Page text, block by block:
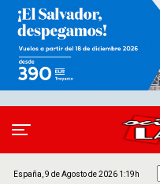
España, 9 de Agosto de 2026 1:19h